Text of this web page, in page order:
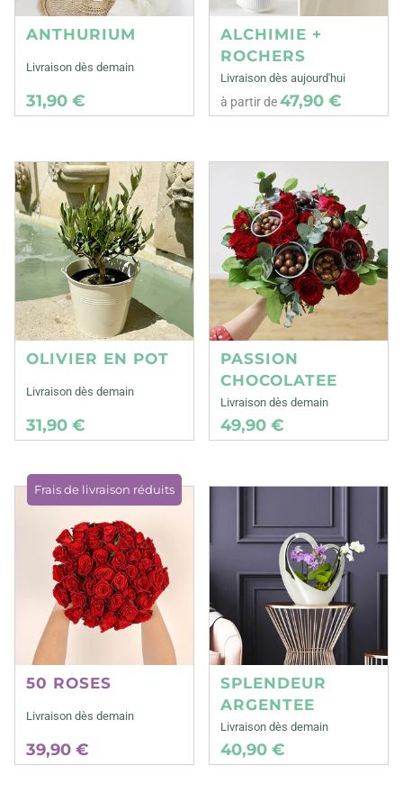
ANTHURIUM
Livraison dès demain
31,90 €
ALCHIMIE +
ROCHERS
Livraison dès aujourd'hui
à partir de47,90 €
OLIVIER EN POT
Livraison dès demain
31,90 €
PASSION
CHOCOLATEE
Livraison dès demain
49,90 €
Frais de livraison réduits
50 ROSES
Livraison dès demain
39,90 €
SPLENDEUR
ARGENTEE
Livraison dès demain
40,90 €